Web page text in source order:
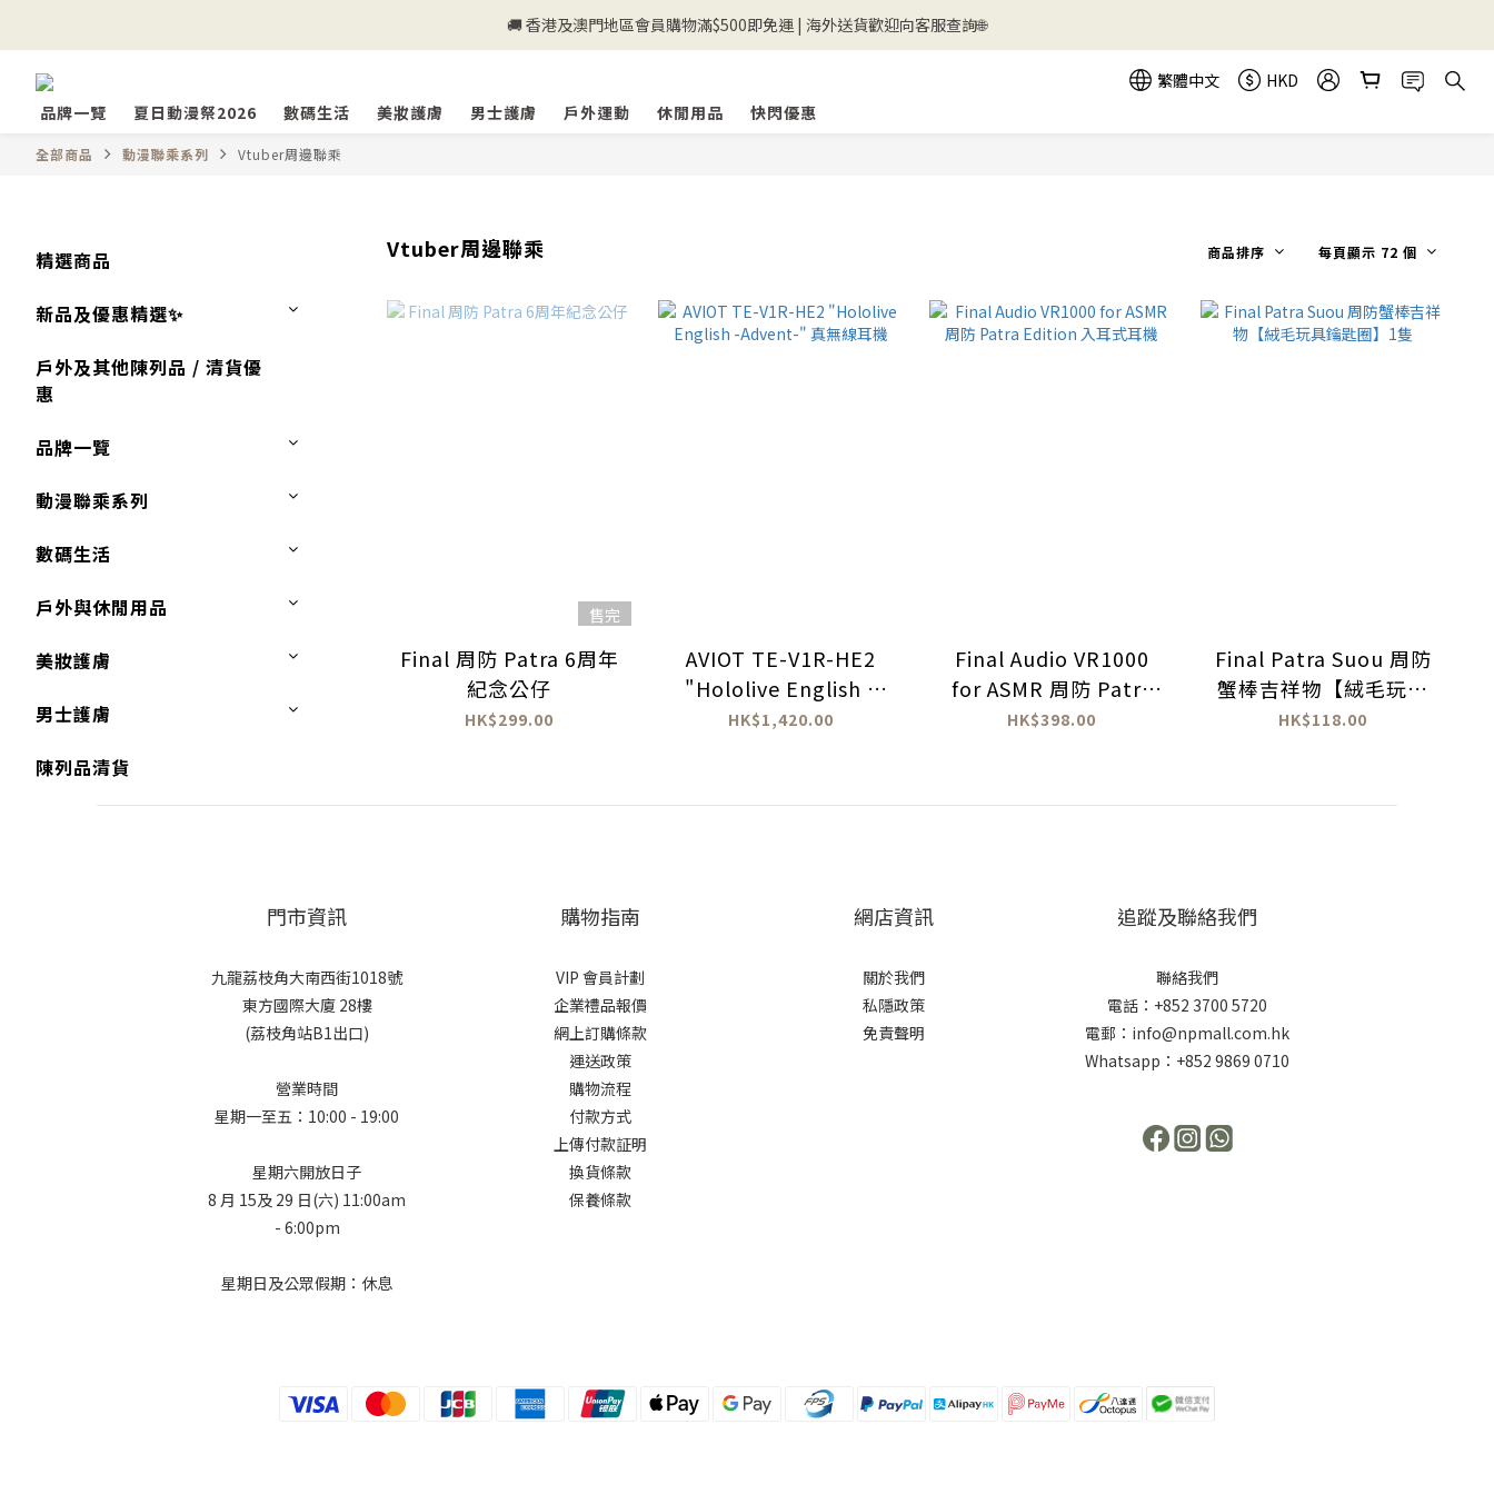
💰新登記會員即送50購物金💰
🚚 香港及澳門地區會員購物滿$500即免運 | 海外送貨歡迎向客服查詢🌐
繁體中文
HKD
品牌一覽
夏日動漫祭2026 數碼生活 美妝護膚 男士護膚 戶外運動 休閒用品 快閃優惠
全部商品 動漫聯乘系列 Vtuber周邊聯乘
精選商品
新品及優惠精選✨
戶外及其他陳列品 / 清貨優
惠
品牌一覽
動漫聯乘系列
數碼生活
戶外與休閒用品
美妝護膚
男士護膚
陳列品清貨
Vtuber周邊聯乘 商品排序 每頁顯示 72 個
售完
Final 周防 Patra 6周年
紀念公仔
HK$299.00
AVIOT TE-V1R-HE2
"Hololive English -
Advent-" 真無線耳機
HK$1,420.00
Final Audio VR1000
for ASMR 周防 Patra
Edition 入耳式耳機
HK$398.00
Final Patra Suou 周防
蟹棒吉祥物【絨毛玩具
鑰匙圈】1隻
HK$118.00
門市資訊
九龍荔枝角大南西街1018號
東方國際大廈 28樓
(荔枝角站B1出口)
營業時間
星期一至五：10:00 - 19:00
星期六開放日子
8 月 15及 29 日(六) 11:00am
- 6:00pm
星期日及公眾假期：休息
購物指南
VIP 會員計劃
企業禮品報價
網上訂購條款
運送政策
購物流程
付款方式
上傳付款証明
換貨條款
保養條款
網店資訊
關於我們
私隱政策
免責聲明
追蹤及聯絡我們
聯絡我們
電話：+852 3700 5720
電郵：info@npmall.com.hk
Whatsapp：+852 9869 0710